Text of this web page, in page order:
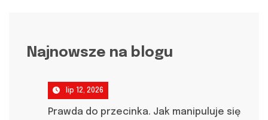
Najnowsze na blogu
lip 12, 2026
Prawda do przecinka. Jak manipuluje się